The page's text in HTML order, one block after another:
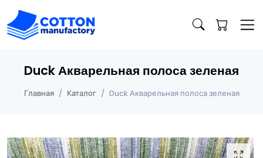
Duck Акварельная полоса зеленая
Главная Каталог Duck Акварельная полоса зеленая